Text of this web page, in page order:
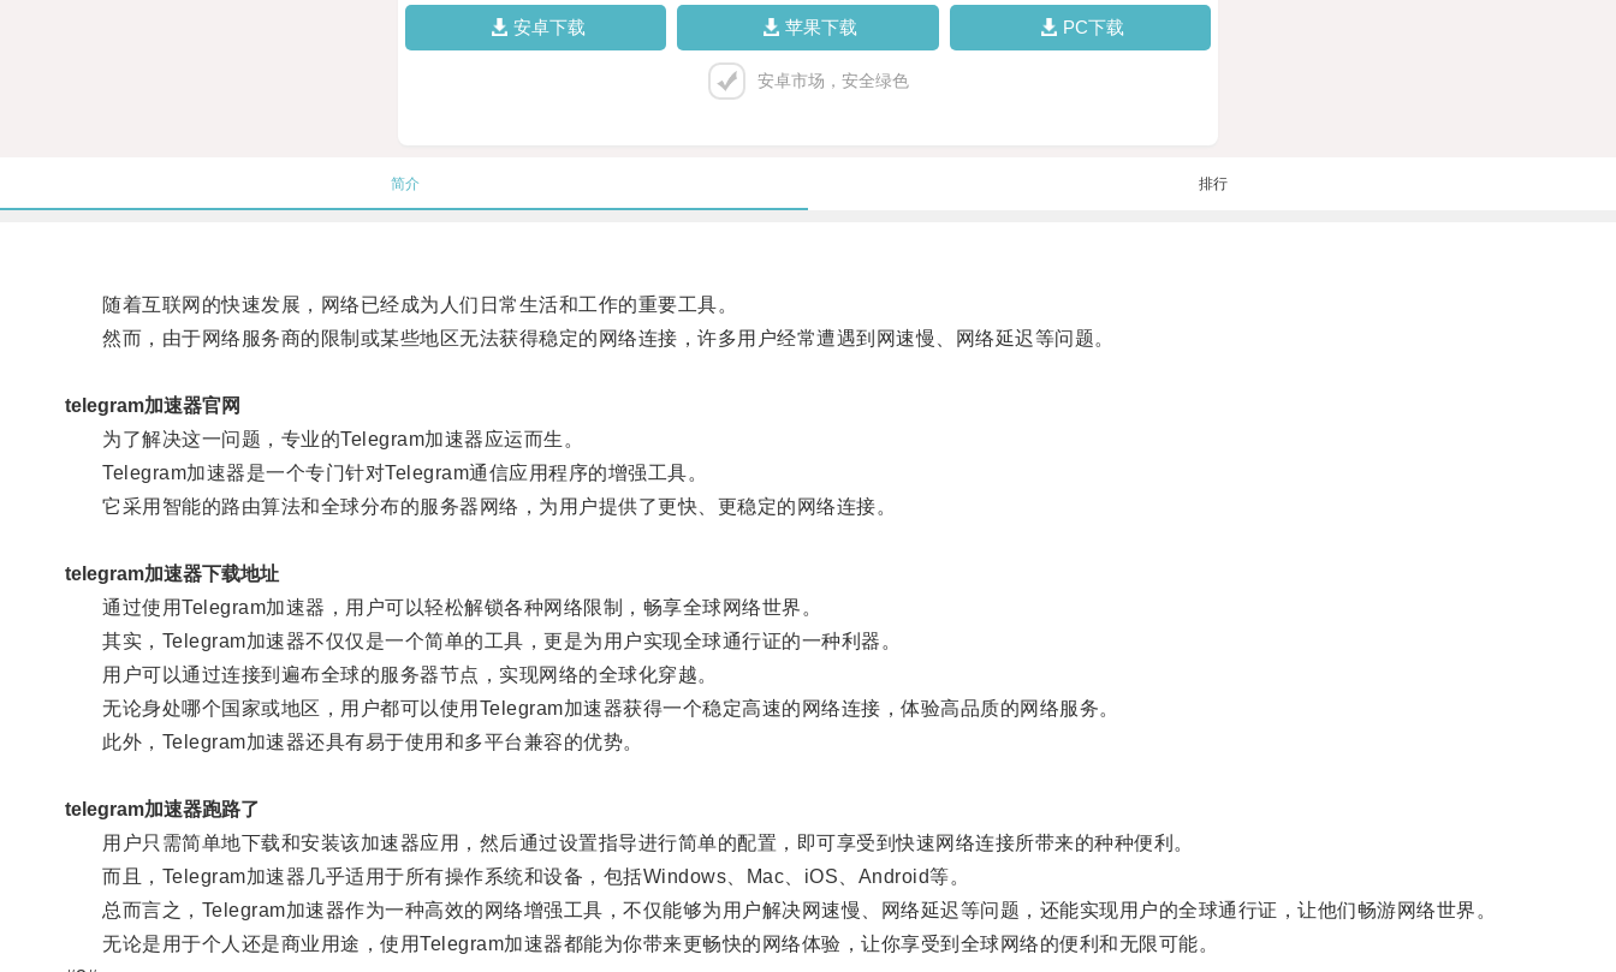
安卓下载 苹果下载 PC下载
安卓市场，安全绿色
简介 排行
随着互联网的快速发展，网络已经成为人们日常生活和工作的重要工具。
然而，由于网络服务商的限制或某些地区无法获得稳定的网络连接，许多用户经常遭遇到网速慢、网络延迟等问题。
telegram加速器官网
为了解决这一问题，专业的Telegram加速器应运而生。
Telegram加速器是一个专门针对Telegram通信应用程序的增强工具。
它采用智能的路由算法和全球分布的服务器网络，为用户提供了更快、更稳定的网络连接。
telegram加速器下载地址
通过使用Telegram加速器，用户可以轻松解锁各种网络限制，畅享全球网络世界。
其实，Telegram加速器不仅仅是一个简单的工具，更是为用户实现全球通行证的一种利器。
用户可以通过连接到遍布全球的服务器节点，实现网络的全球化穿越。
无论身处哪个国家或地区，用户都可以使用Telegram加速器获得一个稳定高速的网络连接，体验高品质的网络服务。
此外，Telegram加速器还具有易于使用和多平台兼容的优势。
telegram加速器跑路了
用户只需简单地下载和安装该加速器应用，然后通过设置指导进行简单的配置，即可享受到快速网络连接所带来的种种便利。
而且，Telegram加速器几乎适用于所有操作系统和设备，包括Windows、Mac、iOS、Android等。
总而言之，Telegram加速器作为一种高效的网络增强工具，不仅能够为用户解决网速慢、网络延迟等问题，还能实现用户的全球通行证，让他们畅游网络世界。
无论是用于个人还是商业用途，使用Telegram加速器都能为你带来更畅快的网络体验，让你享受到全球网络的便利和无限可能。